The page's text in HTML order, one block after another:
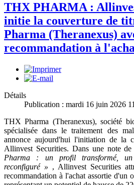
THX PHARMA :
initie la couverture de
Pharma (Theranexus)
recommandation à
Détails
Publication : mardi 16 juin 2026
THX Pharma (Theranexus), société
spécialisée dans le traitement des
annonce aujourd'hui l'initiation de la
Allinvest Securities. Dans une note de
Pharma : un profil transformé, un
reconfiguré » , Allinvest Securities
recommandation à l'achat assortie d'un